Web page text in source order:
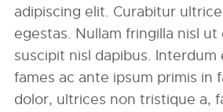
adipiscing elit. Curabitur
egestas. Nullam fringilla nisl ut
suscipit nisl dapibus. Interdum
fames ac ante ipsum primis in
dolor, ultrices non tristique a,